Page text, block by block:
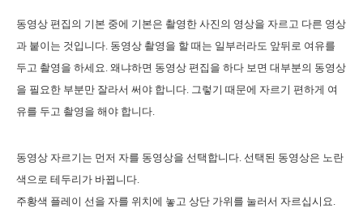
동영상 편집의 기본 중에 기본은 촬영한 사진의 영상을 자르고 다른 영상
과 붙이는 것입니다. 동영상 촬영을 할 때는 일부러라도 앞뒤로 여유를
두고 촬영을 하세요. 왜냐하면 동영상 편집을 하다 보면 대부분의 동영상
을 필요한 부분만 잘라서 써야 합니다. 그렇기 때문에 자르기 편하게 여
유를 두고 촬영을 해야 합니다.
동영상 자르기는 먼저 자를 동영상을 선택합니다. 선택된 동영상은 노란
색으로 테두리가 바뀝니다.
주황색 플레이 선을 자를 위치에 놓고 상단 가위를 눌러서 자르십시요.